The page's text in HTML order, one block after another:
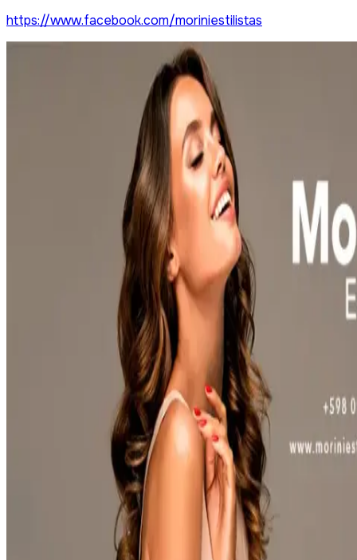
https://www.facebook.com/moriniestilistas